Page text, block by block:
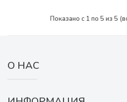
Показано с 1 по 5 из 5
О НАС